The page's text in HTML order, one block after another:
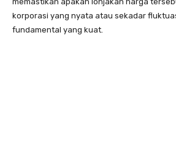
korporasi yang nyata atau sekadar
fundamental yang kuat.